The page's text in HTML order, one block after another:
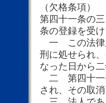
（欠格条項）
第四十一条の
条の登録を受
一 この法律
刑に処せられ
なった日から
二 第四十一
され、その取